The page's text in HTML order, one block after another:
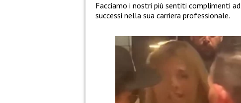
Facciamo i nostri più sentiti complimenti ad
successi nella sua carriera professionale.